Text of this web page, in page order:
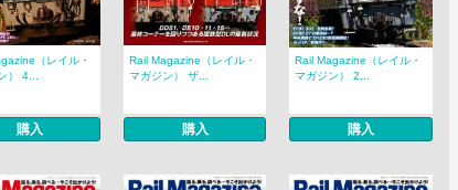
（レイル・
） 4...
購入
Rail Magazine（レイル・
マガジン） ザ...
購入
Rail Magazine（レイル・
マガジン） 2...
購入